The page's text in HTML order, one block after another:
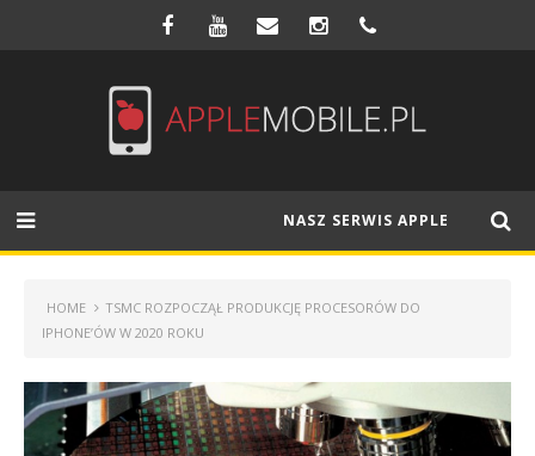
NASZ SERWIS APPLE
HOME
TSMC ROZPOCZĄŁ PRODUKCJĘ PROCESORÓW DO
IPHONE’ÓW W 2020 ROKU